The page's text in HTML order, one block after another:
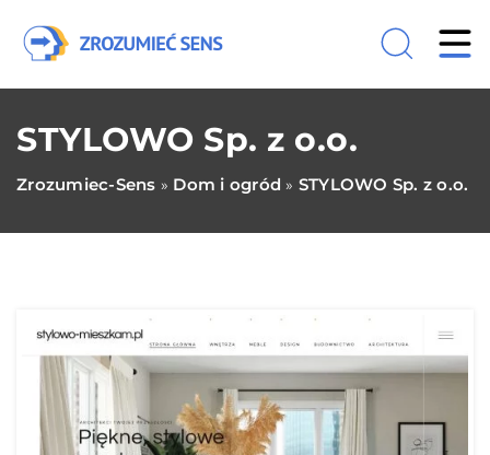
STYLOWO Sp. z o.o.
Zrozumiec-Sens » Dom i ogród » STYLOWO Sp. z o.o.